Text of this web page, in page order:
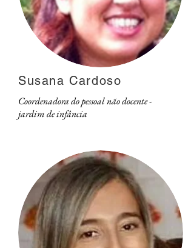
Susana Cardoso
Coordenadora do pessoal não docente -
jardim de infância